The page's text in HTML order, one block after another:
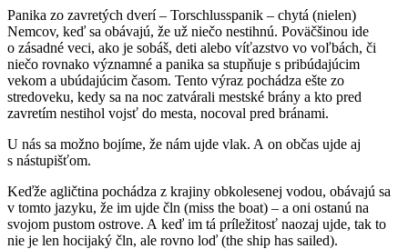
Panika zo zavretých dverí – Torschlusspanik – chytá (nielen)
Nemcov, keď sa obávajú, že už niečo nestihnú. Poväčšinou ide
o zásadné veci, ako je sobáš, deti alebo víťazstvo vo voľbách, či
niečo rovnako významné a panika sa stupňuje s pribúdajúcim
vekom a ubúdajúcim časom. Tento výraz pochádza ešte zo
stredoveku, kedy sa na noc zatvárali mestské brány a kto pred
zavretím nestihol vojsť do mesta, nocoval pred bránami.
U nás sa možno bojíme, že nám ujde vlak. A on občas ujde aj
s nástupišťom.
Keďže agličtina pochádza z krajiny obkolesenej vodou, obávajú sa
v tomto jazyku, že im ujde čln (miss the boat) – a oni ostanú na
svojom pustom ostrove. A keď im tá príležitosť naozaj ujde, tak to
nie je len hocijaký čln, ale rovno loď (the ship has sailed).